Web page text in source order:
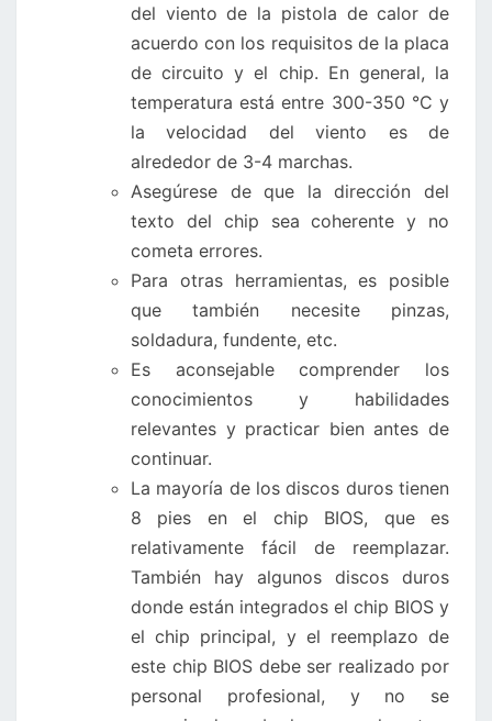
del viento de la pistola de calor de
acuerdo con los requisitos de la placa
de circuito y el chip. En general, la
temperatura está entre 300-350 °C y
la velocidad del viento es de
alrededor de 3-4 marchas.
Asegúrese de que la dirección del
texto del chip sea coherente y no
cometa errores.
Para otras herramientas, es posible
que también necesite pinzas,
soldadura, fundente, etc.
Es aconsejable comprender los
conocimientos y habilidades
relevantes y practicar bien antes de
continuar.
La mayoría de los discos duros tienen
8 pies en el chip BIOS, que es
relativamente fácil de reemplazar.
También hay algunos discos duros
donde están integrados el chip BIOS y
el chip principal, y el reemplazo de
este chip BIOS debe ser realizado por
personal profesional, y no se